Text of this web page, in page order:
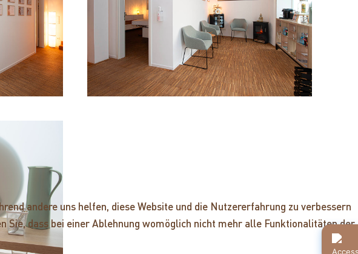
andere uns helfen, diese Website und die Nutzererfahrung zu verbessern
Sie, dass bei einer Ablehnung womöglich nicht mehr alle Funktionalitäten der